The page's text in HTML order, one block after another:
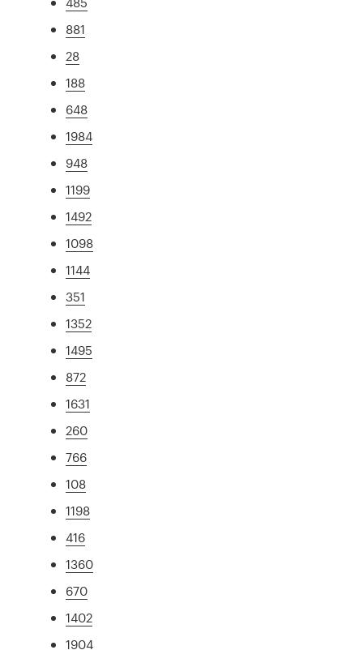
881
28
188
648
1984
948
1199
1492
1098
1144
351
1352
1495
872
1631
260
766
108
1198
416
1360
670
1402
1904